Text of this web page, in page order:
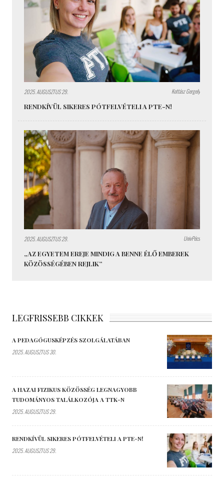
2025. AUGUSZTUS 29. Kottász Gergely
RENDKÍVÜL SIKERES PÓTFELVÉTELI A PTE-N!
2025. AUGUSZTUS 29. UnivPécs
„AZ EGYETEM EREJE MINDIG A BENNE ÉLŐ EMBEREK
KÖZÖSSÉGÉBEN REJLIK”
LEGFRISSEBB CIKKEK
A PEDAGÓGUSKÉPZÉS SZOLGÁLATÁBAN
2025. AUGUSZTUS 30.
A HAZAI FIZIKUS KÖZÖSSÉG LEGNAGYOBB
TUDOMÁNYOS TALÁLKOZÓJA A TTK-N
2025. AUGUSZTUS 29.
RENDKÍVÜL SIKERES PÓTFELVÉTELI A PTE-N!
2025. AUGUSZTUS 29.